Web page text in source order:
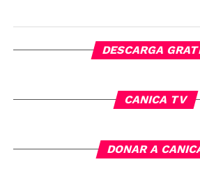
DESCARGA
CANICA TV
DONAR A